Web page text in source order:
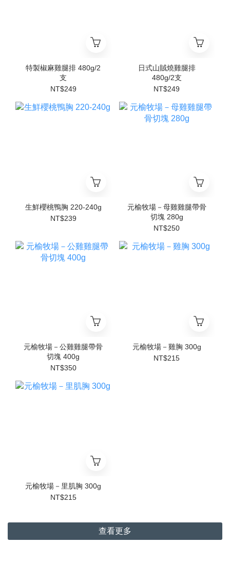
特製椒麻雞腿排 480g/2
支
NT$249
日式山賊燒雞腿排
480g/2支
NT$249
生鮮櫻桃鴨胸 220-240g
NT$239
元榆牧場－母雞雞腿帶骨
切塊 280g
NT$250
元榆牧場－公雞雞腿帶骨
切塊 400g
NT$350
元榆牧場－雞胸 300g
NT$215
元榆牧場－里肌胸 300g
NT$215
查看更多